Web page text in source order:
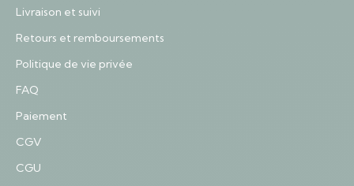
Livraison et suivi
Retours et remboursements
Politique de vie privée
FAQ
Paiement
CGV
CGU